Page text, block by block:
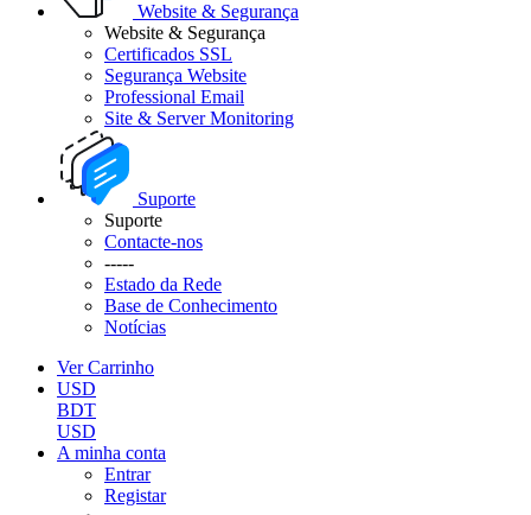
Website & Segurança
Website & Segurança
Certificados SSL
Segurança Website
Professional Email
Site & Server Monitoring
Suporte
Suporte
Contacte-nos
-----
Estado da Rede
Base de Conhecimento
Notícias
Ver Carrinho
USD
BDT
USD
A minha conta
Entrar
Registar